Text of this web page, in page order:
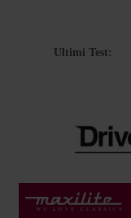
Ultimi Test: